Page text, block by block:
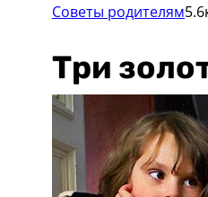
Советы родителям
Три